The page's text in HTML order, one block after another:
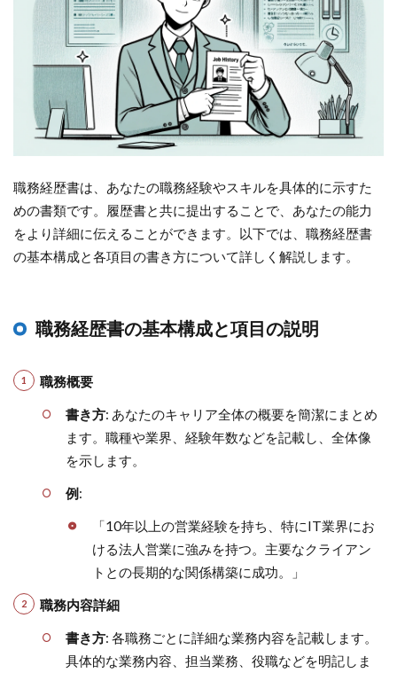
職務経歴書は、あなたの職務経験やスキルを具体的に示すた
めの書類です。履歴書と共に提出することで、あなたの能力
をより詳細に伝えることができます。以下では、職務経歴書
の基本構成と各項目の書き方について詳しく解説します。
職務経歴書の基本構成と項目の説明
職務概要
書き方: あなたのキャリア全体の概要を簡潔にまとめ
ます。職種や業界、経験年数などを記載し、全体像
を示します。
例:
「10年以上の営業経験を持ち、特にIT業界にお
ける法人営業に強みを持つ。主要なクライアン
トとの長期的な関係構築に成功。」
職務内容詳細
書き方: 各職務ごとに詳細な業務内容を記載します。
具体的な業務内容、担当業務、役職などを明記しま